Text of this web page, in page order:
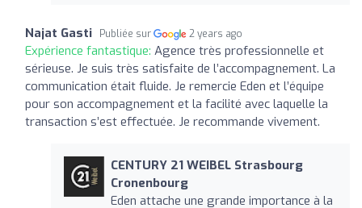
Najat Gasti Publiée sur 2 years ago
Expérience fantastique: Agence très professionnelle et
sérieuse. Je suis très satisfaite de l’accompagnement. La
communication était fluide. Je remercie Eden et l’équipe
pour son accompagnement et la facilité avec laquelle la
transaction s’est effectuée. Je recommande vivement.
CENTURY 21 WEIBEL Strasbourg
Cronenbourg
Eden attache une grande importance à la